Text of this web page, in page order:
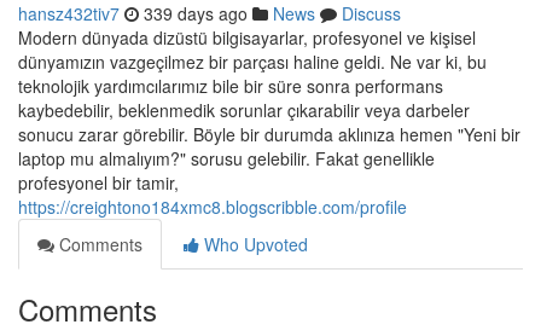
hansz432tiv7 339 days ago News
Discuss
Modern dünyada dizüstü bilgisayarlar, profesyonel ve kişisel
dünyamızın vazgeçilmez bir parçası haline geldi. Ne var ki, bu
teknolojik yardımcılarımız bile bir süre sonra performans
kaybedebilir, beklenmedik sorunlar çıkarabilir veya darbeler
sonucu zarar görebilir. Böyle bir durumda aklınıza hemen "Yeni bir
laptop mu almalıyım?" sorusu gelebilir. Fakat genellikle
profesyonel bir tamir,
https://creightono184xmc8.blogscribble.com/profile
Comments
Who Upvoted
Comments